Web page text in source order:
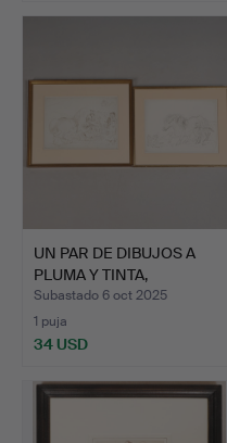
UN PAR DE DIBUJOS A
PLUMA Y TINTA,
FIRMADO…
Subastado 6 oct 2025
1 puja
34 USD